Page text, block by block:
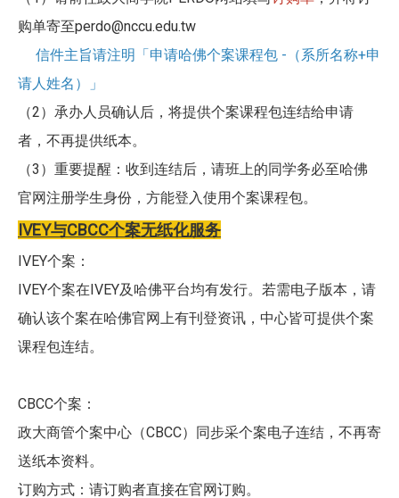
购单寄至perdo@nccu.edu.tw
信件主旨请注明「申请哈佛个案课程包 -（系所名称+申
请人姓名）」
（2）承办人员确认后，将提供个案课程包连结给申请
者，不再提供纸本。
（3）重要提醒：收到连结后，请班上的同学务必至哈佛
官网注册学生身份，方能登入使用个案课程包。
IVEY与CBCC个案无纸化服务
IVEY个案：
IVEY个案在IVEY及哈佛平台均有发行。若需电子版本，请
确认该个案在哈佛官网上有刊登资讯，中心皆可提供个案
课程包连结。
CBCC个案：
政大商管个案中心（CBCC）同步采个案电子连结，不再寄
送纸本资料。
订购方式：请订购者直接在官网订购。